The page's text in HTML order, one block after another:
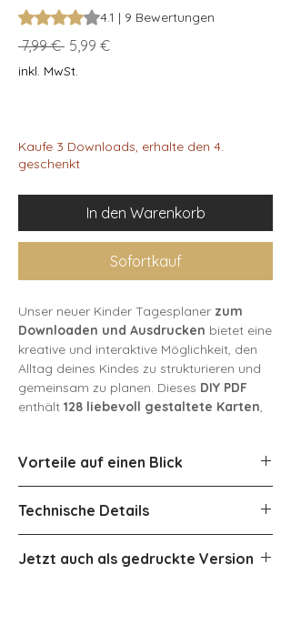
Das Rating beträgt 4.1 von fünf Sternen,
4.1 | 9 Bewertungen
7,99 € Standardpreis
5,99 €Sale-
inkl. MwSt.
Kaufe 3 Downloads, erhalte den 4.
geschenkt
In den Warenkorb
Sofortkauf
Unser neuer Kinder Tagesplaner zum
Downloaden und Ausdrucken bietet eine
kreative und interaktive Möglichkeit, den
Alltag deines Kindes zu strukturieren und
gemeinsam zu planen. Dieses DIY PDF
enthält 128 liebevoll gestaltete Karten,
Planer zum Anbringen der Karten liegt in 5
verschiedenen Designsbei.
Die Karten im Detail:
12 Monatskarten: Jede Monatskarte
veranschaulicht den jeweiligen Monat
Vorteile auf einen Blick
Routine
Entwicklung von Selbstständigkeit
Stärkung von Zeitverständnis
Technische Details
Dateigröße: 78 MB
Jetzt auch als gedruckte Version